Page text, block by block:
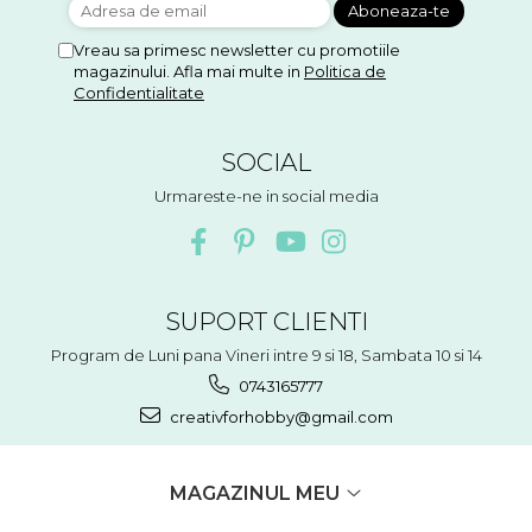
Vreau sa primesc newsletter cu promotiile
magazinului. Afla mai multe in Politica de
Confidentialitate
SOCIAL
Urmareste-ne in social media
SUPORT CLIENTI
Program de Luni pana Vineri intre 9 si 18, Sambata 10 si 14
0743165777
creativforhobby@gmail.com
MAGAZINUL MEU